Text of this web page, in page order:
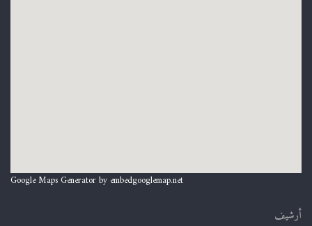
Google Maps Generator by embedgooglemap.net
أرشيف